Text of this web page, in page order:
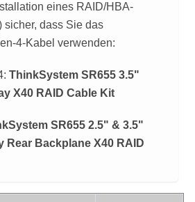
eines RAID/HBA-
sicher, dass Sie das
Kabel verwenden:
ThinkSystem SR655 3.5"
X40 RAID Cable Kit
SR655 2.5" & 3.5"
Rear Backplane X40 RAID